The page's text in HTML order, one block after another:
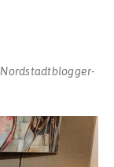
Nordstadtblogger-